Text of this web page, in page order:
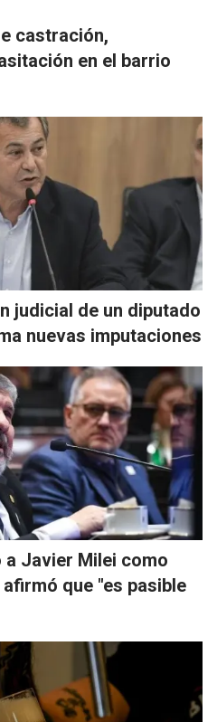
castración,
en el barrio
judicial de un diputado
nuevas imputaciones
Javier Milei como
que "es pasible